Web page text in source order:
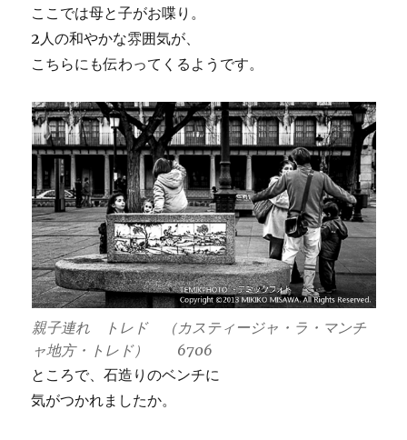
ここでは母と子がお喋り。
2人の和やかな雰囲気が、
こちらにも伝わってくるようです。
親子連れ トレド （カスティージャ・ラ・マンチ
ャ地方・トレド） 6706
ところで、石造りのベンチに
気がつかれましたか。